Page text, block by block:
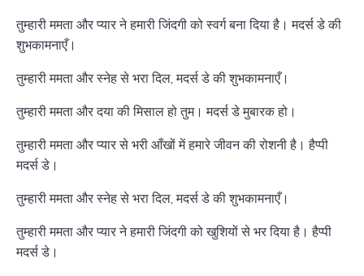
तुम्हारी ममता और प्यार ने हमारी जिंदगी को स्वर्ग बना दिया है। मदर्स डे की
शुभकामनाएँ।
तुम्हारी ममता और स्नेह से भरा दिल, मदर्स डे की शुभकामनाएँ।
तुम्हारी ममता और दया की मिसाल हो तुम। मदर्स डे मुबारक हो।
तुम्हारी ममता और प्यार से भरी आँखों में हमारे जीवन की रोशनी है। हैप्पी
मदर्स डे।
तुम्हारी ममता और स्नेह से भरा दिल, मदर्स डे की शुभकामनाएँ।
तुम्हारी ममता और प्यार ने हमारी जिंदगी को खुशियों से भर दिया है। हैप्पी
मदर्स डे।